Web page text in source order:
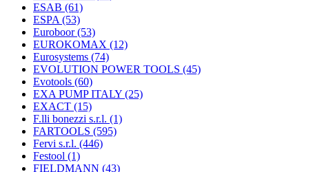
ESAB (61)
ESPA (53)
Euroboor(53)
EUROKOMAX (12)
Eurosystems (74)
EVOLUTION POWER TOOLS (45)
Evotools (60)
EXA PUMP ITALY (25)
EXACT (15)
F.lli bonezzi s.r.l. (1)
FARTOOLS (595)
Fervi s.r.l. (446)
Festool (1)
FIELDMANN (43)